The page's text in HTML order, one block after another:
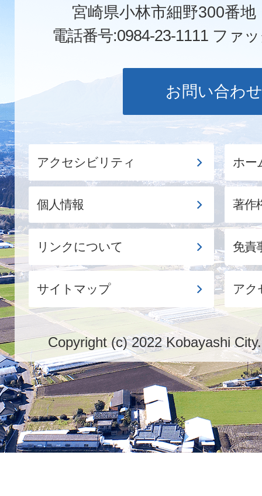
宮崎県小林市細野300番
電話番号:0984-23-1111 ファ
お問い合わせ
アクセシビリティ ホー
個人情報 著作
リンクについて 免責
サイトマップ アク
Copyright (c) 2022 Kobayashi